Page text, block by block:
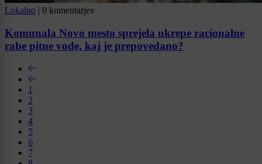
Lokalno | 0 komentarjev
Komunala Novo mesto sprejela ukrepe racionalne
rabe pitne vode, kaj je prepovedano?
1
2
3
4
5
6
7